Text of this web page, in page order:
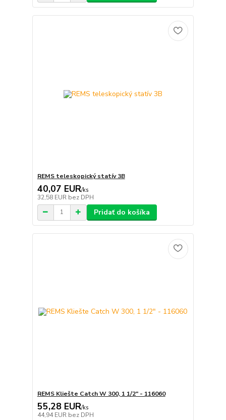
REMS teleskopický statív 3B
40,07 EUR/ks
32,58 EUR bez DPH
Pridať do košíka
REMS Kliešte Catch W 300, 1 1/2" - 116060
55,28 EUR/ks
44,94 EUR bez DPH